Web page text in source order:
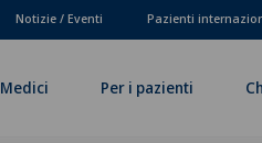
Notizie / Eventi Pazienti
Medici Per i pazienti